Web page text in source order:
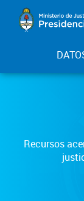
Recursos